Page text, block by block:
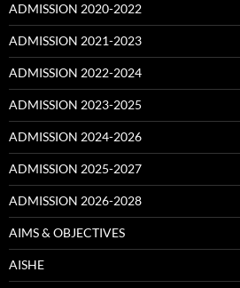
ADMISSION 2020-2022
ADMISSION 2021-2023
ADMISSION 2022-2024
ADMISSION 2023-2025
ADMISSION 2024-2026
ADMISSION 2025-2027
ADMISSION 2026-2028
AIMS & OBJECTIVES
AISHE